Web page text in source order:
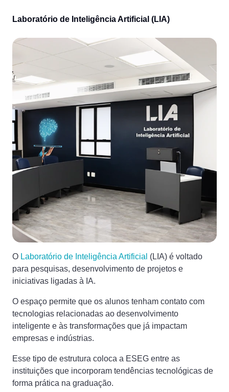
Laboratório de Inteligência Artificial (LIA)
O Laboratório de Inteligência Artificial (LIA) é voltado
para pesquisas, desenvolvimento de projetos e
iniciativas ligadas à IA.
O espaço permite que os alunos tenham contato com
tecnologias relacionadas ao desenvolvimento
inteligente e às transformações que já impactam
empresas e indústrias.
Esse tipo de estrutura coloca a ESEG entre as
instituições que incorporam tendências tecnológicas de
forma prática na graduação.